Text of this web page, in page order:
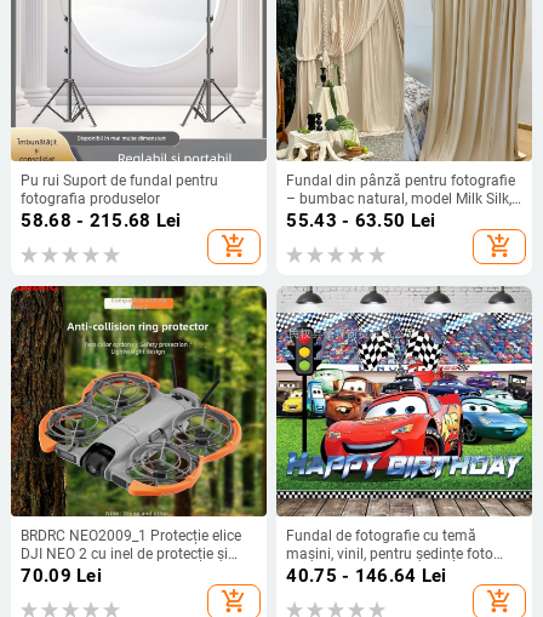
Pu rui Suport de fundal pentru
fotografia produselor
58.68 - 215.68 Lei
add_shopping_cart
Fundal din pânză pentru fotografie
– bumbac natural, model Milk Silk,
pentru ședințe foto de peisaj, marca
55.43 - 63.50 Lei
add_shopping_cart
BRDRC NEO2009_1 Protecție elice
DJI NEO 2 cu inel de protecție și
suport
70.09 Lei
add_shopping_cart
Fundal de fotografie cu temă
mașini, vinil, pentru ședințe foto
pentru copii, Fanghui, greutate 0,15
40.75 - 146.64 Lei
add_shopping_cart